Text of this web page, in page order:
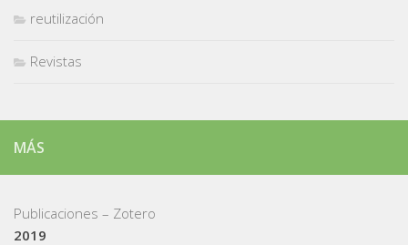
reutilización
Revistas
MÁS
Publicaciones – Zotero
2019